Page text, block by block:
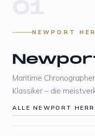
NEWPORT
Maritime
Klassiker – die
ALLE NEWPORT